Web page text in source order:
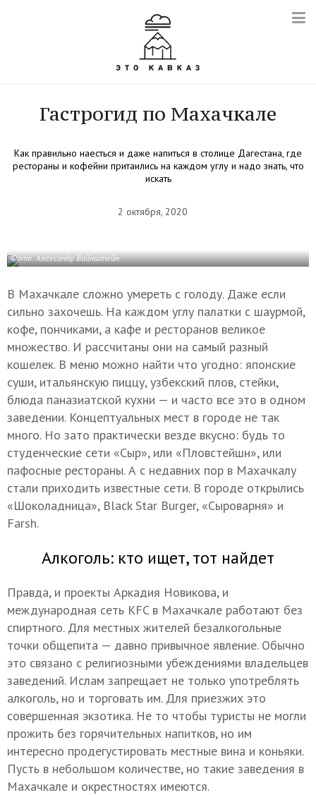
Гастрогид по Махачкале
Как правильно наесться и даже напиться в столице Дагестана, где
рестораны и кофейни притаились на каждом углу и надо знать, что
искать
2 октября, 2020
Фото: Александр Вайнштейн
В Махачкале сложно умереть с голоду. Даже если
сильно захочешь. На каждом углу палатки с шаурмой,
кофе, пончиками, а кафе и ресторанов великое
множество. И рассчитаны они на самый разный
кошелек. В меню можно найти что угодно: японские
суши, итальянскую пиццу, узбекский плов, стейки,
блюда паназиатской кухни — и часто все это в одном
заведении. Концептуальных мест в городе не так
много. Но зато практически везде вкусно: будь то
студенческие сети «Сыр», или «Пловстейшн», или
пафосные рестораны. А с недавних пор в Махачкалу
стали приходить известные сети. В городе открылись
«Шоколадница», Black Star Burger, «Сыроварня» и
Farsh.
Алкоголь: кто ищет, тот найдет
Правда, и проекты Аркадия Новикова, и
международная сеть KFC в Махачкале работают без
спиртного. Для местных жителей безалкогольные
точки общепита — давно привычное явление. Обычно
это связано с религиозными убеждениями владельцев
заведений. Ислам запрещает не только употреблять
алкоголь, но и торговать им. Для приезжих это
совершенная экзотика. Не то чтобы туристы не могли
прожить без горячительных напитков, но им
интересно продегустировать местные вина и коньяки.
Пусть в небольшом количестве, но такие заведения в
Махачкале и окрестностях имеются.